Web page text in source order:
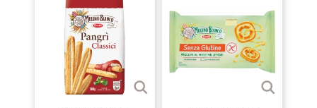
Consegna veloce e chiusa molto bene…
Consegna veloce e chiusa molto bene (c'era parecchio vetro)
09/07/2019
—Claudia P.
Ottime supermercato on-line.Lo…